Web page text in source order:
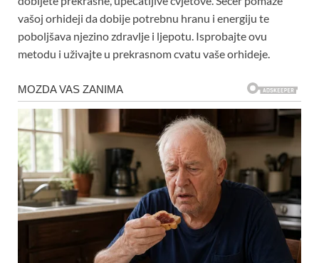
vašoj orhideji da dobije potrebnu hranu i energiju te
poboljšava njezino zdravlje i ljepotu. Isprobajte ovu
metodu i uživajte u prekrasnom cvatu vaše orhideje.